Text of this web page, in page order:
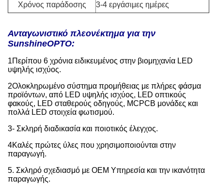
Χρόνος παράδοσης
3-4 εργάσιμες ημέρες
Ανταγωνιστικό πλεονέκτημα για την
SunshineOPTO:
1Περίπου 6 χρόνια ειδικευμένος στην βιομηχανία LED
υψηλής ισχύος.
2Ολοκληρωμένο σύστημα προμήθειας με πλήρες φάσμα
προϊόντων, από LED υψηλής ισχύος, LED οπτικούς
φακούς, LED σταθερούς οδηγούς, MCPCB μονάδες και
πολλά LED στοιχεία φωτισμού.
3- Σκληρή διαδικασία και ποιοτικός έλεγχος.
4Καλές πρώτες ύλες που χρησιμοποιούνται στην
παραγωγή.
5. Σκληρό σχεδιασμό με OEM Υπηρεσία και την ικανότητα
παραγωγής.